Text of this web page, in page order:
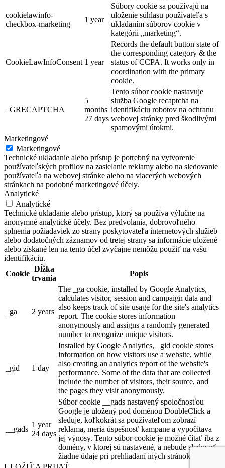
cookielawinfo-
checkbox-marketing
1 year
Súbory cookie sa používajú na
uloženie súhlasu používateľa s
ukladaním súborov cookie v
kategórii „marketing“.
CookieLawInfoConsent 1 year
Records the default button state of
the corresponding category & the
status of CCPA. It works only in
coordination with the primary
cookie.
_GRECAPTCHA
5
months
27 days
Tento súbor cookie nastavuje
služba Google recaptcha na
identifikáciu robotov na ochranu
webovej stránky pred škodlivými
spamovými útokmi.
Marketingové
Marketingové
Technické ukladanie alebo prístup je potrebný na vytvorenie
používateľských profilov na zasielanie reklamy alebo na sledovanie
používateľa na webovej stránke alebo na viacerých webových
stránkach na podobné marketingové účely.
Analytické
Analytické
Technické ukladanie alebo prístup, ktorý sa používa výlučne na
anonymné analytické účely. Bez predvolania, dobrovoľného
splnenia požiadaviek zo strany poskytovateľa internetových služieb
alebo dodatočných záznamov od tretej strany sa informácie uložené
alebo získané len na tento účel zvyčajne nemôžu použiť na vašu
identifikáciu.
Cookie
Dĺžka
trvania
Popis
_ga 2 years
The _ga cookie, installed by Google Analytics,
calculates visitor, session and campaign data and
also keeps track of site usage for the site's analytics
report. The cookie stores information
anonymously and assigns a randomly generated
number to recognize unique visitors.
_gid 1 day
Installed by Google Analytics, _gid cookie stores
information on how visitors use a website, while
also creating an analytics report of the website's
performance. Some of the data that are collected
include the number of visitors, their source, and
the pages they visit anonymously.
__gads
1 year
24 days
Súbor cookie __gads nastavený spoločnosťou
Google je uložený pod doménou DoubleClick a
sleduje, koľkokrát sa používateľom zobrazí
reklama, meria úspešnosť kampane a vypočítava
jej výnosy. Tento súbor cookie je možné čítať iba z
domény, v ktorej sú nastavené, a nebude sledovať
žiadne údaje pri prehliadaní iných stránok.